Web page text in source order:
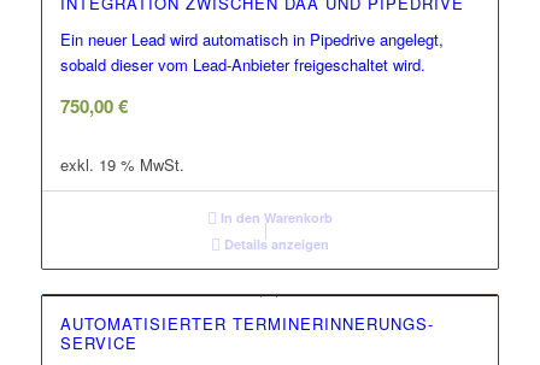
Ein neuer Lead wird automatisch in Pipedrive angelegt,
sobald dieser vom Lead-Anbieter freigeschaltet wird.
750,00€
exkl. 19 % MwSt.
In den Warenkorb
Details anzeigen
AUTOMATISIERTER TERMINERINNERUNGS-
SERVICE